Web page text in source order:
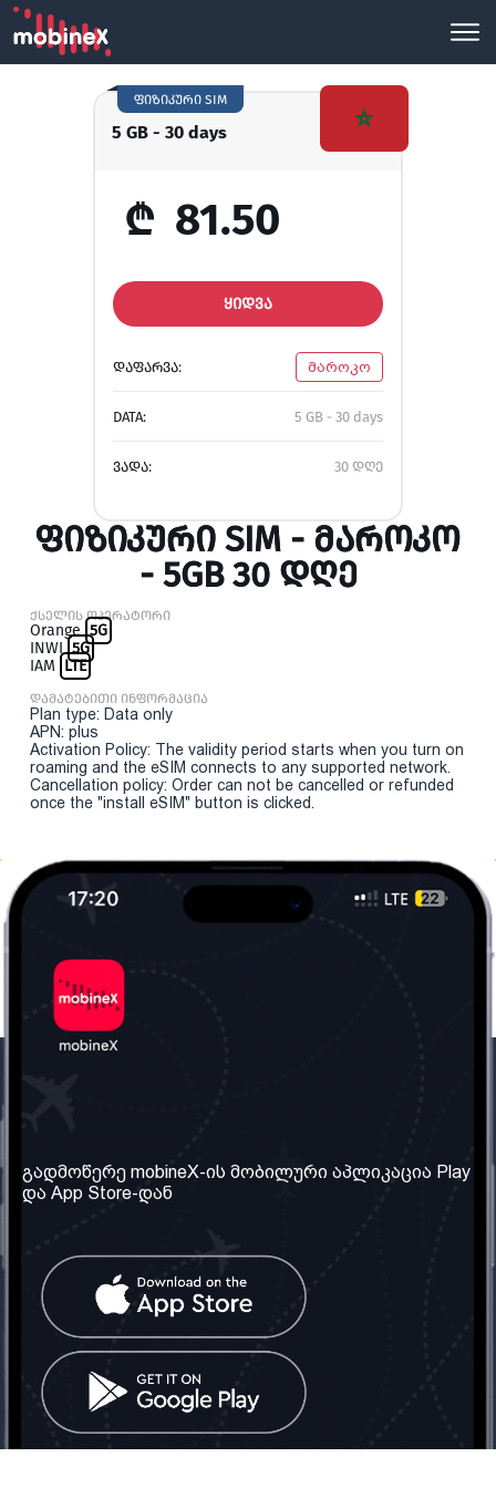
5 GB - 30 days
ფიზიკური SIM
₾ 81.50
ᲧᲘᲓᲕᲐ
ᲓᲐᲤᲐᲠᲕᲐ: მაროკო
DATA: 5 GB - 30 days
ᲕᲐᲓᲐ: 30 დღე
ᲤᲘᲖᲘᲙᲣᲠᲘ SIM - ᲛᲐᲠᲝᲙᲝ
- 5GB 30 ᲓᲦᲔ
ქსელის ოპერატორი
Orange 5G
INWI 5G
IAM LTE
დამატებითი ინფორმაცია
Plan type: Data only
APN: plus
Activation Policy: The validity period starts when you turn on
roaming and the eSIM connects to any supported network.
Cancellation policy: Order can not be cancelled or refunded
once the "install eSIM" button is clicked.
ჩვენ შესახებ
ჩვენი სერვისები
წესები და პირობები
კითხვები
კონტაქტი
საქართველო: თბილისი
ტელ: 032 2 04 00 50
ელ. ფოსტა:
info@mobinex.ge
სოციალური ქსელი
გადმოწერე mobineX-ის მობილური აპლიკაცია Play
და App Store-დან